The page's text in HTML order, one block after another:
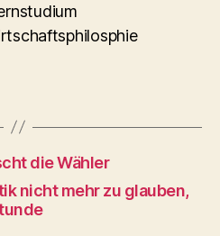
die Wähler
nicht mehr zu glauben,